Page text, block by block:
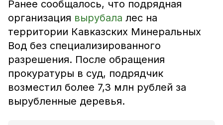
Ранее сообщалось, что подрядная
организация вырубала лес на
территории Кавказских Минеральных
Вод без специализированного
разрешения. После обращения
прокуратуры в суд, подрядчик
возместил более 7,3 млн рублей за
вырубленные деревья.